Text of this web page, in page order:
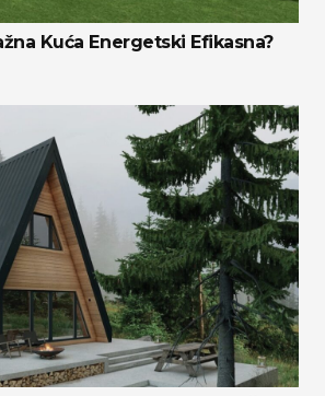
Kuća Energetski Efikasna?